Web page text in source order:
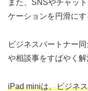
また、SNSやチャッ
ケーションを円滑にす
ビジネスパートナー
や相談事をすばやく解
iPad miniは、ビジネ